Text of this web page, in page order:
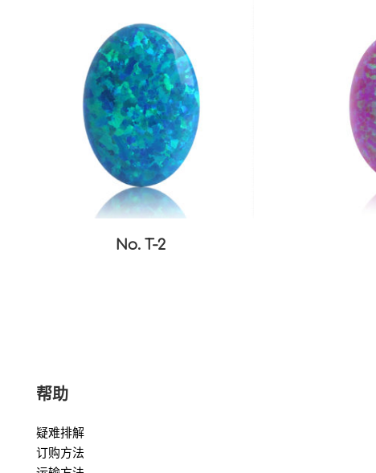
No. T-2
帮助
疑难排解
订购方法